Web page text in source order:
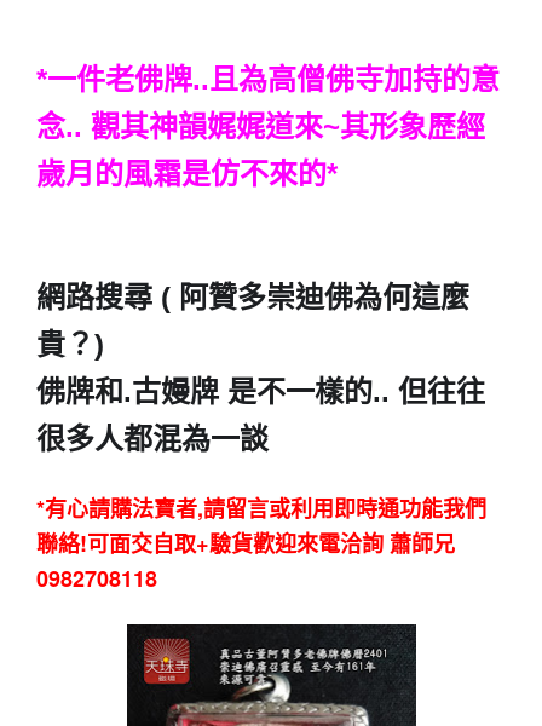
*一件老佛牌..且為高僧佛寺加持的意
念.. 觀其神韻娓娓道來~其形象歷經
歲月的風霜是仿不來的*
網路搜尋 ( 阿贊多崇迪佛為何這麼
貴？)
佛牌和.古嫚牌 是不一樣的.. 但往往
很多人都混為一談
*有心請購法寶者,請留言或利用即時通功能我們
聯絡!可面交自取+驗貨歡迎來電洽詢 蕭師兄
0982708118